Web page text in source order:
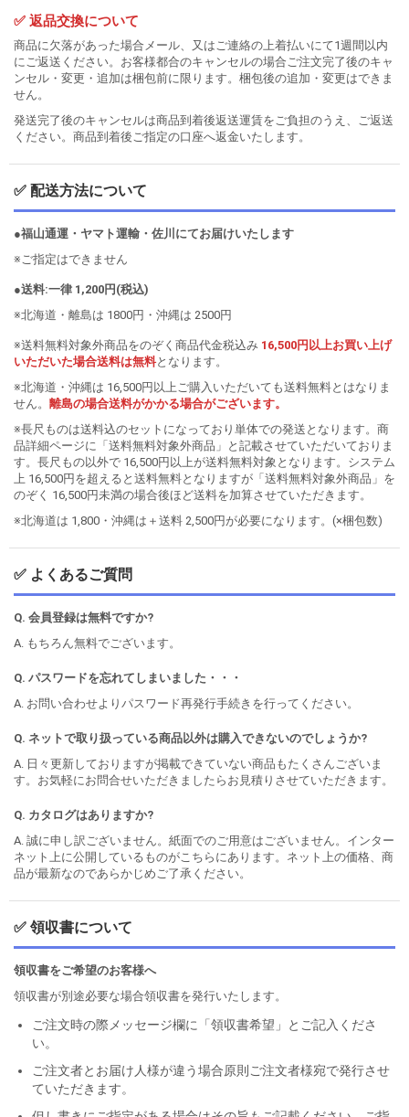
✅ 返品交換について
商品に欠落があった場合メール、又はご連絡の上着払いにて1週間以内
にご返送ください。お客様都合のキャンセルの場合ご注文完了後のキャ
ンセル・変更・追加は梱包前に限ります。梱包後の追加・変更はできま
せん。
発送完了後のキャンセルは商品到着後返送運賃をご負担のうえ、ご返送
ください。商品到着後ご指定の口座へ返金いたします。
✅ 配送方法について
●福山通運・ヤマト運輸・佐川にてお届けいたします
※ご指定はできません
●送料:一律 1,200円(税込)
※北海道・離島は 1800円・沖縄は 2500円
※送料無料対象外商品をのぞく商品代金税込み 16,500円以上お買い上げ
いただいた場合送料は無料となります。
※北海道・沖縄は 16,500円以上ご購入いただいても送料無料とはなりま
せん。 離島の場合送料がかかる場合がございます。
※長尺ものは送料込のセットになっており単体での発送となります。商
品詳細ページに「送料無料対象外商品」と記載させていただいておりま
す。長尺もの以外で 16,500円以上が送料無料対象となります。システム
上 16,500円を超えると送料無料となりますが「送料無料対象外商品」を
のぞく 16,500円未満の場合後ほど送料を加算させていただきます。
※北海道は 1,800・沖縄は＋送料 2,500円が必要になります。(×梱包数)
✅ よくあるご質問
Q. 会員登録は無料ですか?
A. もちろん無料でございます。
Q. パスワードを忘れてしまいました・・・
A. お問い合わせよりパスワード再発行手続きを行ってください。
Q. ネットで取り扱っている商品以外は購入できないのでしょうか?
A. 日々更新しておりますが掲載できていない商品もたくさんございま
す。お気軽にお問合せいただきましたらお見積りさせていただきます。
Q. カタログはありますか?
A. 誠に申し訳ございません。紙面でのご用意はございません。インター
ネット上に公開しているものがこちらにあります。ネット上の価格、商
品が最新なのであらかじめご了承ください。
✅ 領収書について
領収書をご希望のお客様へ
領収書が別途必要な場合領収書を発行いたします。
ご注文時の際メッセージ欄に「領収書希望」とご記入くださ
い。
ご注文者とお届け人様が違う場合原則ご注文者様宛で発行させ
ていただきます。